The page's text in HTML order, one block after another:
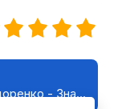
Влад Топалов, Регина Тодоренко - Знают небеса